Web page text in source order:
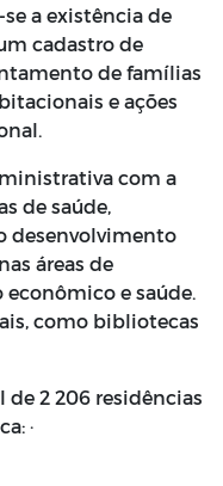
a existência de
cadastro de
de famílias
e ações
com a
de saúde,
desenvolvimento
áreas de
e saúde.
como bibliotecas
de 2 206 residências
·